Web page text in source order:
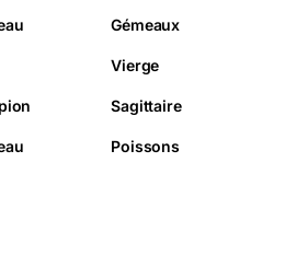
Gémeaux
Vierge
Sagittaire
Poissons